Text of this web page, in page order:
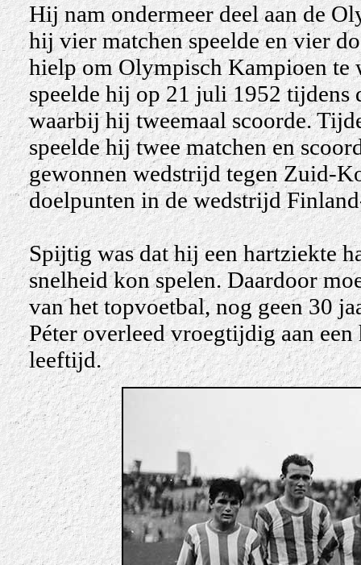
Hij nam ondermeer deel aan de
hij vier matchen speelde en vier
hielp om Olympisch Kampioen te
speelde hij op 21 juli 1952 tijdens
waarbij hij tweemaal scoorde.
speelde hij twee matchen en
gewonnen wedstrijd tegen Zuid-
doelpunten in de wedstrijd
Spijtig was dat hij een hartziekte
snelheid kon spelen. Daardoor
van het topvoetbal, nog geen 30
Péter overleed vroegtijdig aan
leeftijd.